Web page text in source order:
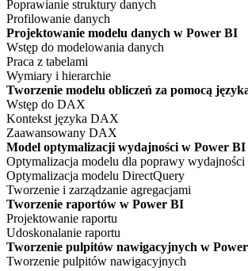
Poprawianie struktury danych
Profilowanie danych
Projektowanie modelu danych w Power BI
Wstęp do modelowania danych
Praca z tabelami
Wymiary i hierarchie
Tworzenie modelu obliczeń za pomocą
Wstęp do DAX
Kontekst języka DAX
Zaawansowany DAX
Model optymalizacji wydajności w Power BI
Optymalizacja modelu dla poprawy wydajności
Optymalizacja modelu DirectQuery
Tworzenie i zarządzanie agregacjami
Tworzenie raportów w Power BI
Projektowanie raportu
Udoskonalanie raportu
Tworzenie pulpitów nawigacyjnych w
Tworzenie pulpitów nawigacyjnych